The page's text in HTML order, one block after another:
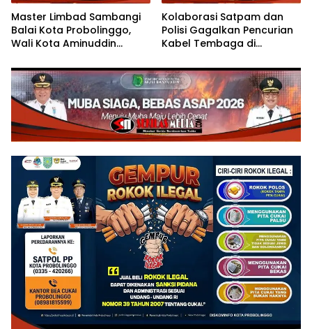
Master Limbad Sambangi
Balai Kota Probolinggo,
Wali Kota Aminuddin
Silaturahmi
Kolaborasi Satpam dan
Polisi Gagalkan Pencurian
Kabel Tembaga di